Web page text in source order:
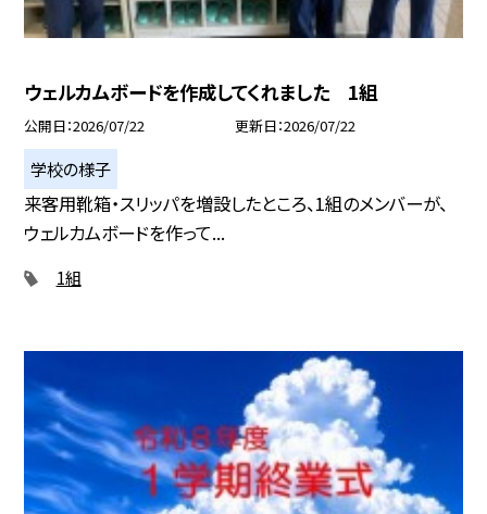
ウェルカムボードを作成してくれました 1組
公開日 2026/07/22 更新日 2026/07/22
学校の様子
来客用靴箱・スリッパを増設したところ、1組のメンバーが、
ウェルカムボードを作って...
1組